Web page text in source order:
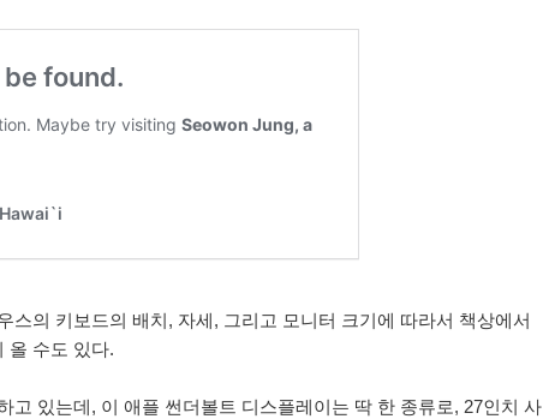
스의 키보드의 배치, 자세, 그리고 모니터 크기에 따라서 책상에서
올 수도 있다.
고 있는데, 이 애플 썬더볼트 디스플레이는 딱 한 종류로, 27인치 사